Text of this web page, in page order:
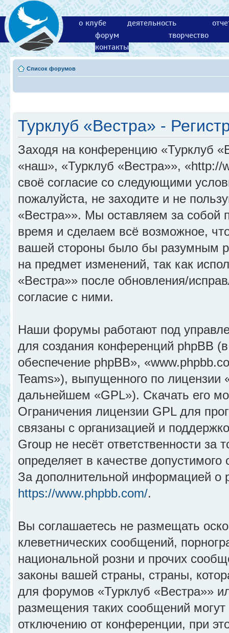
о клубе деятельность
форум
творчество
контакты
Список форумов
Турклуб «Вестра» -
Заходя на конференцию «Турклуб
«наш», «Турклуб «Вестра»»,
своё согласие со следующими
пожалуйста, не заходите и не
«Вестра»». Мы оставляем за собой
время и сделаем всё возможное,
вашей стороны было бы разумным
на предмет изменений, так как
«Вестра»» после обновления/
согласие с ними.
Наши форумы работают под
для создания конференций phpBB
обеспечение phpBB»,
Teams»), выпущенного по лицензии
дальнейшем «GPL»). Скачать его
Ограничения лицензии GPL для
связаны с организацией и
Group не несёт ответственности
определяет в качестве
За дополнительной информацией о
https://www.phpbb.com/.
Вы соглашаетесь не размещать
клеветнических сообщений,
национальной розни и прочих
законы вашей страны, страны,
для форумов «Турклуб «Вестра»»
размещения таких сообщений
отключению от конференции, при